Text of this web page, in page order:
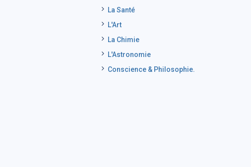
La Santé
L'Art
La Chimie
L'Astronomie
Conscience & Philosophie.